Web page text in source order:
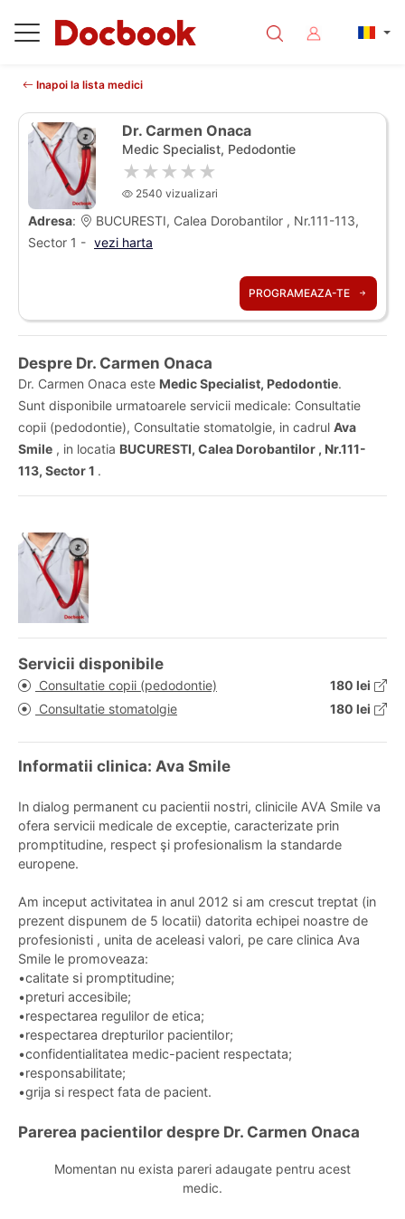
Inapoi la lista medici
Dr. Carmen Onaca
Medic Specialist, Pedodontie
★★★★★
2540 vizualizari
Adresa:
BUCURESTI, Calea Dorobantilor , Nr.111-113,
Sector 1 - vezi harta
PROGRAMEAZA-TE
Despre Dr. Carmen Onaca
Dr. Carmen Onaca este Medic Specialist, Pedodontie.
Sunt disponibile urmatoarele servicii medicale: Consultatie
copii (pedodontie), Consultatie stomatolgie, in cadrul Ava
Smile , in locatia BUCURESTI, Calea Dorobantilor , Nr.111-
113, Sector 1 .
Servicii disponibile
Consultatie copii (pedodontie)
180 lei
Consultatie stomatolgie
180 lei
Informatii clinica: Ava Smile
In dialog permanent cu pacientii nostri, clinicile AVA Smile va
ofera servicii medicale de exceptie, caracterizate prin
promptitudine, respect şi profesionalism la standarde
europene.
Am inceput activitatea in anul 2012 si am crescut treptat (in
prezent dispunem de 5 locatii) datorita echipei noastre de
profesionisti , unita de aceleasi valori, pe care clinica Ava
Smile le promoveaza:
•calitate si promptitudine;
•preturi accesibile;
•respectarea regulilor de etica;
•respectarea drepturilor pacientilor;
•confidentialitatea medic-pacient respectata;
•responsabilitate;
•grija si respect fata de pacient.
Parerea pacientilor despre Dr. Carmen Onaca
Momentan nu exista pareri adaugate pentru acest
medic.